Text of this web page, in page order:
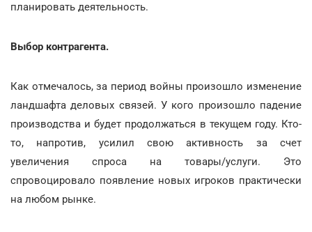
планировать деятельность.
Выбор контрагента.
Как отмечалось, за период войны произошло изменение
ландшафта деловых связей. У кого произошло падение
производства и будет продолжаться в текущем году. Кто-
то, напротив, усилил свою активность за счет
увеличения спроса на товары/услуги. Это
спровоцировало появление новых игроков практически
на любом рынке.